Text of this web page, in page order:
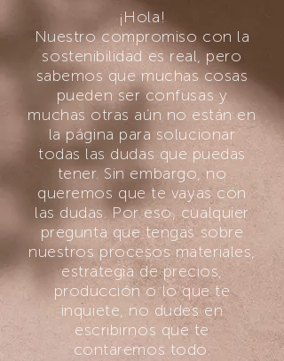
¡Hola!
Nuestro compromiso con la
sostenibilidad es real, pero
sabemos que muchas cosas
pueden ser confusas y
muchas otras aún no están en
la página para solucionar
todas las dudas que puedas
tener. Sin embargo, no
queremos que te vayas con
las dudas. Por eso, cualquier
pregunta que tengas sobre
nuestros procesos materiales,
estrategia de precios,
producción o lo que te
inquiete, no dudes en
escribirnos que te
contaremos todo.